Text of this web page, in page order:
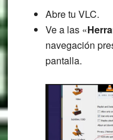
Abre tu VLC.
Ve a las «
navegación
pantalla.